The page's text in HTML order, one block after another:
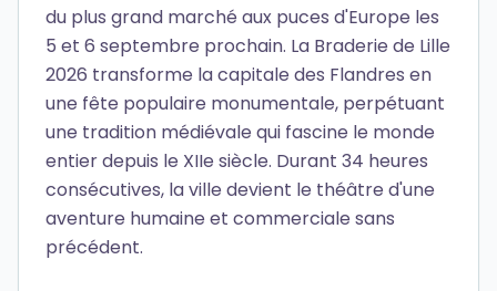
du plus grand marché aux puces d'Europe les
5 et 6 septembre prochain. La Braderie de Lille
2026 transforme la capitale des Flandres en
une fête populaire monumentale, perpétuant
une tradition médiévale qui fascine le monde
entier depuis le XIIe siècle. Durant 34 heures
consécutives, la ville devient le théâtre d'une
aventure humaine et commerciale sans
précédent.